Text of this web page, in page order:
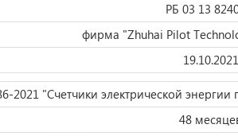
РБ 03 13
фирма "Zhuhai Pilot
19.10.2021
2021 "Счетчики электрической энергии
48